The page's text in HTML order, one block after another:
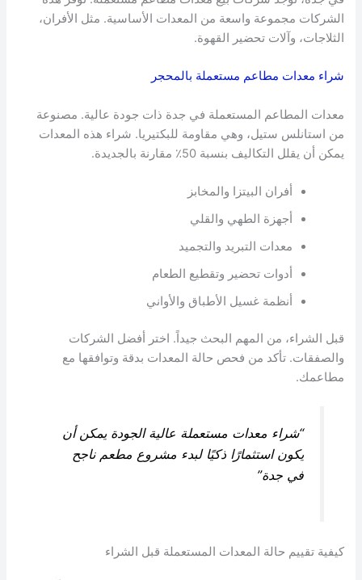
الشركات مجموعة واسعة من المعدات الأساسية. مثل الأفران،
الثلاجات، وآلات تحضير القهوة.
شراء معدات مطاعم مستعملة بالمحجر
معدات المطاعم المستعملة في جدة ذات جودة عالية. مصنوعة
من استانلس ستيل، وهي مقاومة للبكتيريا. شراء هذه المعدات
يمكن أن يقلل التكاليف بنسبة 50٪ مقارنة بالجديدة.
أفران البيتزا والمخابز
أجهزة الطهي والقلي
معدات التبريد والتجميد
أدوات تحضير وتقطيع الطعام
أنظمة غسيل الأطباق والأواني
قبل الشراء، من المهم البحث جيداً. اختر أفضل الشركات
والصفقات. تأكد من فحص حالة المعدات بدقة وتوافقها مع
مطاعمك.
“شراء معدات مستعملة عالية الجودة يمكن أن
يكون استثمارًا ذكيًا لبدء مشروع مطعم ناجح
في جدة”
كيفية تقييم حالة المعدات المستعملة قبل الشراء